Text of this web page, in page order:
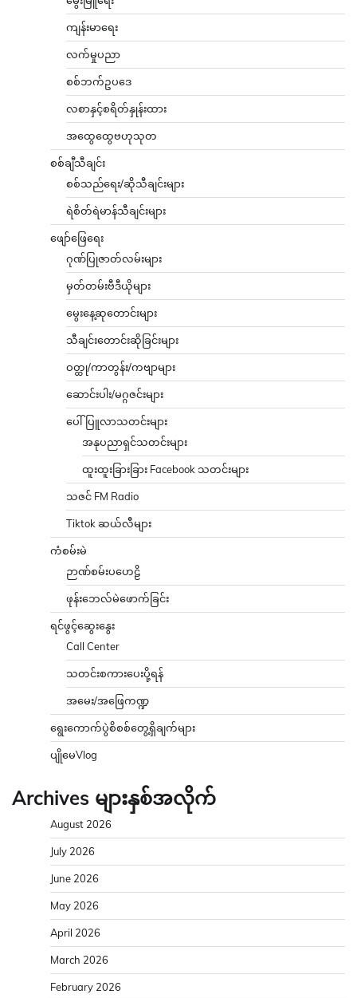
ကျန်းမာရေး
လက်မှုပညာ
စစ်ဘက်ဥပဒေ
လစာနှင့်စရိတ်နှုန်းထား
အထွေထွေဗဟုသုတ
စစ်ချီသီချင်း
စစ်သည်ရေး/ဆိုသီချင်းများ
ရဲစိတ်ရဲမာန်သီချင်းများ
ဖျော်ဖြေရေး
ဂုဏ်ပြုဇာတ်လမ်းများ
မှတ်တမ်းဗီဒီယိုများ
မွေးနေ့ဆုတောင်းများ
သီချင်းတောင်းဆိုခြင်းများ
ဝတ္ထု/ကာတွန်း/ကဗျာများ
ဆောင်းပါး/မဂ္ဂဇင်းများ
ပေါ်ပြူလာသတင်းများ
အနုပညာရှင်သတင်းများ
ထူးထူးခြားခြား Facebook သတင်းများ
သဇင် FM Radio
Tiktok ဆယ်လီများ
ကံစမ်းမဲ
ဉာဏ်စမ်းပဟေဠိ
ဖုန်းဘေလ်မဲဖောက်ခြင်း
ရင်ဖွင့်ဆွေးနွေး
Call Center
သတင်းစကားပေးပို့ရန်
အမေး/အဖြေကဏ္ဍ
ရွေးကောက်ပွဲစိစစ်တွေ့ရှိချက်များ
ပျိုမေVlog
Archives များနှစ်အလိုက်
August 2026
July 2026
June 2026
May 2026
April 2026
March 2026
February 2026